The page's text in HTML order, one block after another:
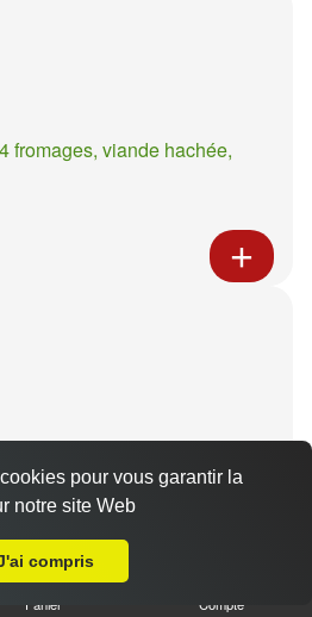
fromages, viande hachée,
Panier Compte
pour vous garantir la
notre site Web
compris